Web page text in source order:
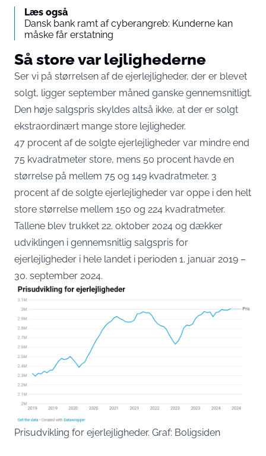
Læs også
Dansk bank ramt af cyberangreb: Kunderne kan
måske får erstatning
Så store var lejlighederne
Ser vi på størrelsen af de ejerlejligheder, der er blevet
solgt, ligger september måned ganske gennemsnitligt.
Den høje salgspris skyldes altså ikke, at der er solgt
ekstraordinært mange store lejligheder.
47 procent af de solgte ejerlejligheder var mindre end
75 kvadratmeter store, mens 50 procent havde en
størrelse på mellem 75 og 149 kvadratmeter. 3
procent af de solgte ejerlejligheder var oppe i den helt
store størrelse mellem 150 og 224 kvadratmeter.
Tallene blev trukket 22. oktober 2024 og dækker
udviklingen i gennemsnitlig salgspris for
ejerlejligheder i hele landet i perioden 1. januar 2019 –
30. september 2024.
Prisudvikling for ejerlejligheder. Graf: Boligsiden